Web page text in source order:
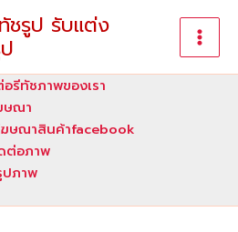
ชรูป รับแต่ง
รีทัชภาพของเรา
ษณา
ฆษณาสินค้าfacebook
ต่อภาพ
ภาพ